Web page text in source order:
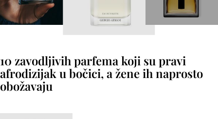
10 zavodljivih parfema koji su pravi
afrodizijak u bočici, a žene ih naprosto
obožavaju